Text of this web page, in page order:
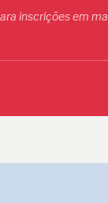
inscrições em